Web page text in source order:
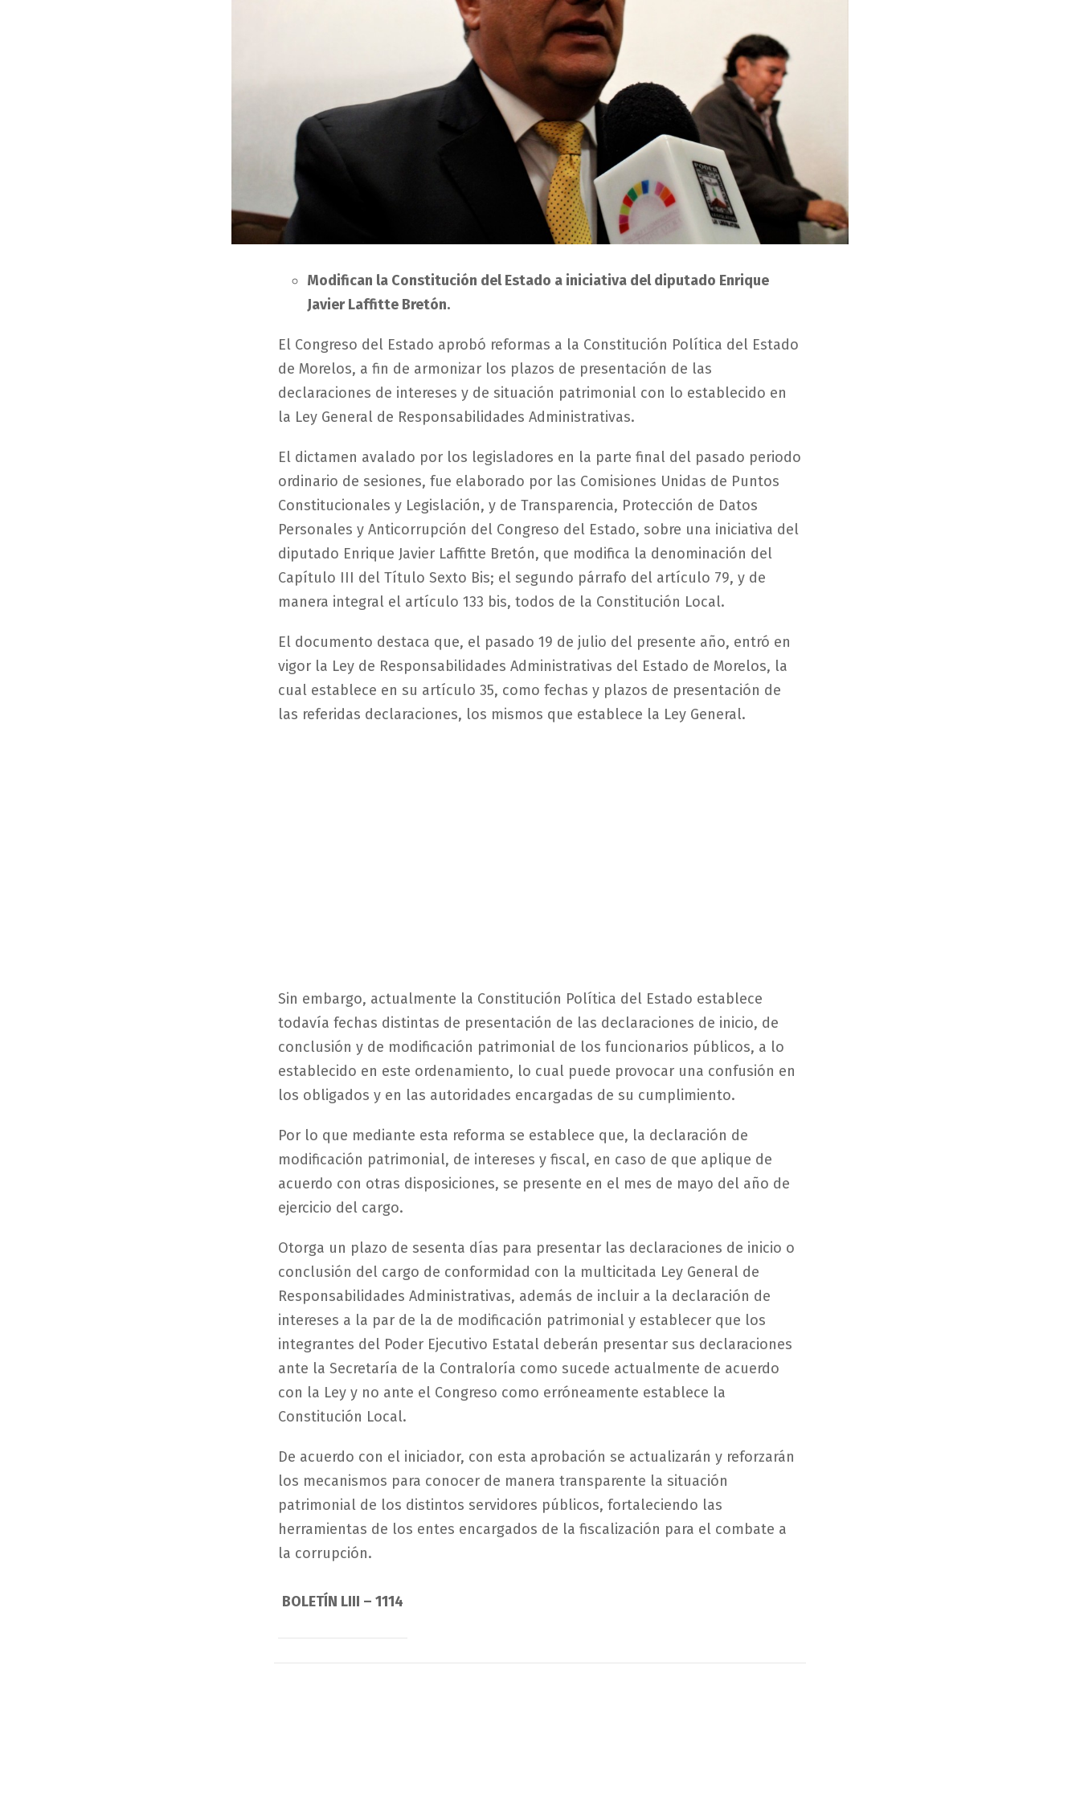
Modifican la Constitución del Estado a iniciativa del diputado Enrique
Javier Laffitte Bretón.
El Congreso del Estado aprobó reformas a la Constitución Política del Estado
de Morelos, a fin de armonizar los plazos de presentación de las
declaraciones de intereses y de situación patrimonial con lo establecido en
la Ley General de Responsabilidades Administrativas.
El dictamen avalado por los legisladores en la parte final del pasado periodo
ordinario de sesiones, fue elaborado por las Comisiones Unidas de Puntos
Constitucionales y Legislación, y de Transparencia, Protección de Datos
Personales y Anticorrupción del Congreso del Estado, sobre una iniciativa del
diputado Enrique Javier Laffitte Bretón, que modifica la denominación del
Capítulo III del Título Sexto Bis; el segundo párrafo del artículo 79, y de
manera integral el artículo 133 bis, todos de la Constitución Local.
El documento destaca que, el pasado 19 de julio del presente año, entró en
vigor la Ley de Responsabilidades Administrativas del Estado de Morelos, la
cual establece en su artículo 35, como fechas y plazos de presentación de
las referidas declaraciones, los mismos que establece la Ley General.
Sin embargo, actualmente la Constitución Política del Estado establece
todavía fechas distintas de presentación de las declaraciones de inicio, de
conclusión y de modificación patrimonial de los funcionarios públicos, a lo
establecido en este ordenamiento, lo cual puede provocar una confusión en
los obligados y en las autoridades encargadas de su cumplimiento.
Por lo que mediante esta reforma se establece que, la declaración de
modificación patrimonial, de intereses y fiscal, en caso de que aplique de
acuerdo con otras disposiciones, se presente en el mes de mayo del año de
ejercicio del cargo.
Otorga un plazo de sesenta días para presentar las declaraciones de inicio o
conclusión del cargo de conformidad con la multicitada Ley General de
Responsabilidades Administrativas, además de incluir a la declaración de
intereses a la par de la de modificación patrimonial y establecer que los
integrantes del Poder Ejecutivo Estatal deberán presentar sus declaraciones
ante la Secretaría de la Contraloría como sucede actualmente de acuerdo
con la Ley y no ante el Congreso como erróneamente establece la
Constitución Local.
De acuerdo con el iniciador, con esta aprobación se actualizarán y reforzarán
los mecanismos para conocer de manera transparente la situación
patrimonial de los distintos servidores públicos, fortaleciendo las
herramientas de los entes encargados de la fiscalización para el combate a
la corrupción.
BOLETÍN LIII – 1114